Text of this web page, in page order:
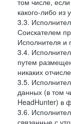
том числе,
какого-либо из
3.3.
Соискателем
Исполнителя
3.4.
путем
никаких
3.5.
данных (в том
HeadHunter) в
3.6.
связанные с